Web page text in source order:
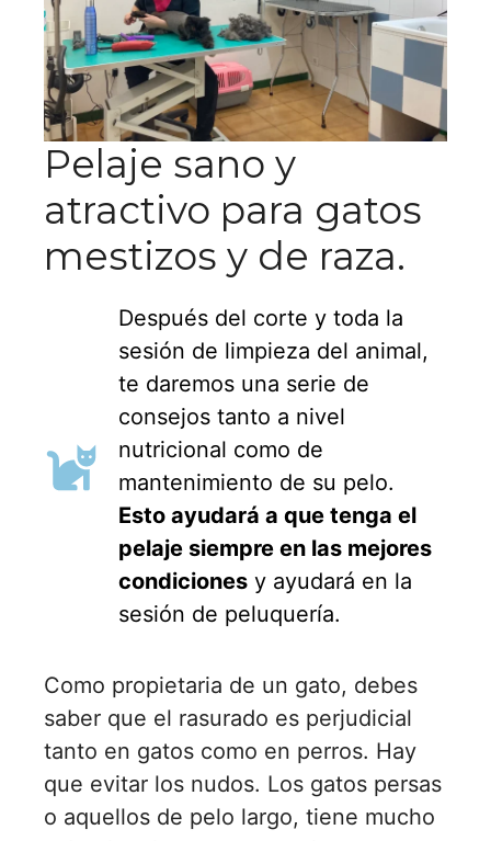
Pelaje sano y
atractivo para gatos
mestizos y de raza.
Después del corte y toda la
sesión de limpieza del animal,
te daremos una serie de
consejos tanto a nivel
nutricional como de
mantenimiento de su pelo.
Esto ayudará a que tenga el
pelaje siempre en las mejores
condiciones y ayudará en la
sesión de peluquería.
Como propietaria de un gato, debes
saber que el rasurado es perjudicial
tanto en gatos como en perros. Hay
que evitar los nudos. Los gatos persas
o aquellos de pelo largo, tiene mucho